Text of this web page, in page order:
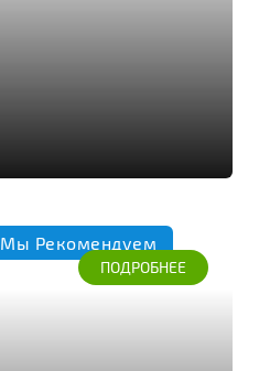
Мы Рекомендуем
ПОДРОБНЕЕ